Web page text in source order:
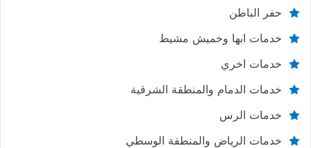
حفر الباطن
خدمات ابها وخميش مشيط
خدمات اخري
خدمات الدمام والمنطقة الشرقية
خدمات الرس
خدمات الرياض والمنطقة الوسطي